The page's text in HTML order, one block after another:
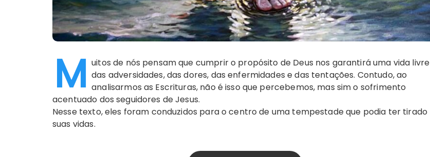
M uitos de nós pensam que cumprir o propósito de Deus nos garantirá uma vida livre
das adversidades, das dores, das enfermidades e das tentações. Contudo, ao
analisarmos as Escrituras, não é isso que percebemos, mas sim o sofrimento
acentuado dos seguidores de Jesus.
Nesse texto, eles foram conduzidos para o centro de uma tempestade que podia ter tirado
suas vidas.